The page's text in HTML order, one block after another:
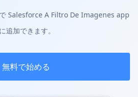
Salesforce A Filtro De Imagenes app
追加できます。
無料で始める